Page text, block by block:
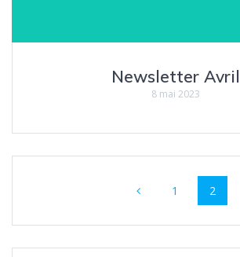
Newsletter Avril
8 mai 2023
sein
Page
1 Page
2